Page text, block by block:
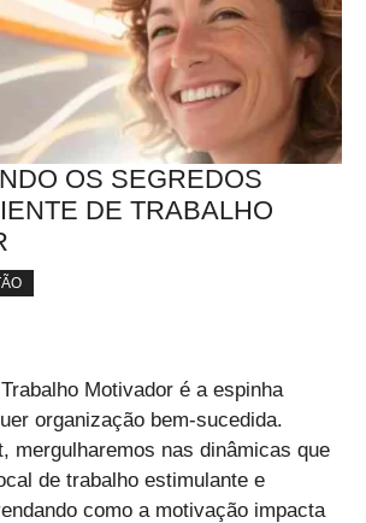
OS SEGREDOS
DE TRABALHO
Motivador é a espinha
organização bem-sucedida.
mergulharemos nas dinâmicas que
de trabalho estimulante e
como a motivação impacta